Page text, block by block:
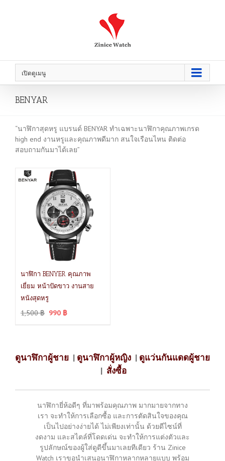
เปิดดูเมนู
BENYAR
“นาฬิกาสุดหรู แบรนด์ BENYAR ทำเฉพาะนาฬิกาคุณภาพเกรด
high end งานหรูและคุณภาพดีมาก สนใจเรือนไหน ติดต่อ
สอบถามกันมาได้เลย”
นาฬิกา BENYER คุณภาพ
เยี่ยม หน้าปัดขาว งานสาย
หนังสุดหรู
1,500฿ 990 ฿
ดูนาฬิกาผู้ชาย | ดูนาฬิกาผู้หญิง | ดูแว่นกันแดดผู้ชาย
| สั่งซื้อ
นาฬิกายี่ห้อดีๆ ที่มาพร้อมคุณภาพ มากมายจากทาง
เรา จะทำให้การเลือกซื้อ และการตัดสินใจของคุณ
เป็นไปอย่างง่ายได้ ไม่เพียงเท่านั้น ด้วยดีไซน์ที่
งดงาม และสไตล์ที่โดดเด่น จะทำให้การแต่งตัวและ
รูปลักษณ์ของผู้ใส่ดูดีขึ้นมาเลยทีเดียว ร้าน Zinice
Watch เราขอนำเสนอนาฬิกาหลากหลายแบบ พร้อม